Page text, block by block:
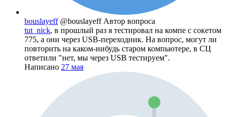
bouslayeff @bouslayeff Автор вопроса
tut_nick, в прошлый раз я тестировал на компе с сокетом
775, а они через USB-переходник. На вопрос, могут ли
повторить на каком-нибудь старом компьютере, в СЦ
ответили "нет, мы через USB тестируем".
Написано 27 мая